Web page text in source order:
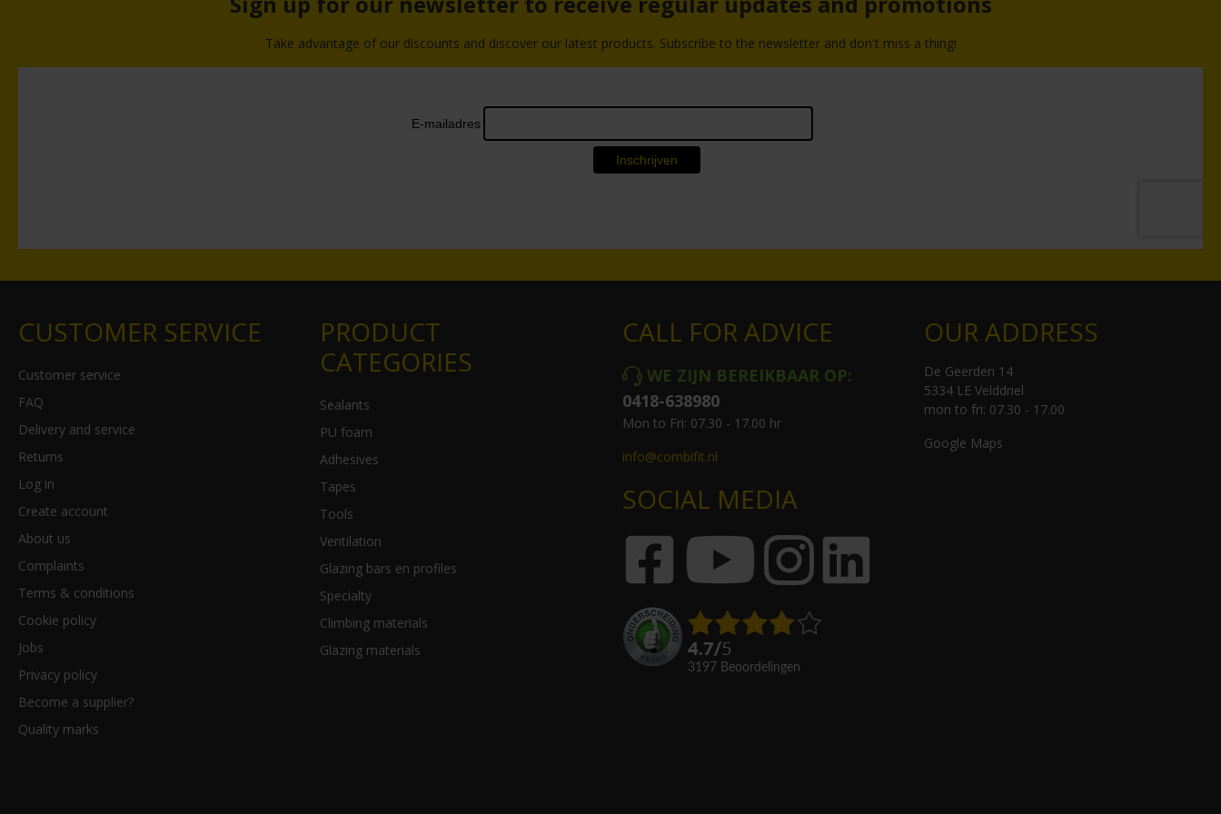
Take advantage of our discounts and discover our latest products. Subscribe to the newsletter and don't miss a thing!
CUSTOMER SERVICE
Customer service
FAQ
Delivery and service
Returns
Log in
Create account
About us
Complaints
Terms & conditions
Cookie policy
Jobs
Privacy policy
Become a supplier?
Quality marks
PRODUCT
CATEGORIES
Sealants
PU foam
Adhesives
Tapes
Tools
Ventilation
Glazing bars en profiles
Specialty
Climbing materials
Glazing materials
CALL FOR ADVICE
WE ZIJN BEREIKBAAR OP:
0418-638980
Mon to Fri: 07.30 - 17.00 hr
info@combifit.nl
SOCIAL MEDIA
4.7/5
3197 beoordelingen
OUR ADDRESS
De Geerden 14
5334 LE Velddriel
mon to fri: 07.30 - 17.00
Google Maps